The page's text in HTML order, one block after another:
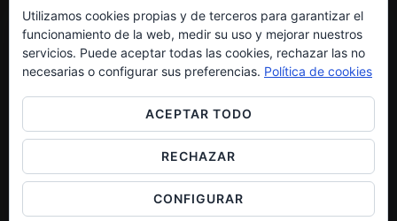
953 226 010
953 272 499
info@interoleo.com
canaldedenuncias@interoleo.com
Inspiro ThemeporWPZOOM
Utilizamos cookies propias y de terceros para garantizar el
funcionamiento de la web, medir su uso y mejorar nuestros
servicios. Puede aceptar todas las cookies, rechazar las no
necesarias o configurar sus preferencias. Política de cookies
ACEPTAR TODO
RECHAZAR
CONFIGURAR